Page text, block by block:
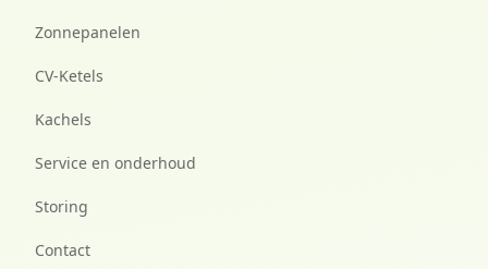
Zonnepanelen
CV-Ketels
Kachels
Service en onderhoud
Storing
Contact